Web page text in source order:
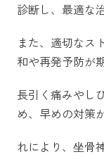
診断し、最適な
また、適切なス
和や再発予防が
長引く痛みやし
め、早めの対策
れにより、坐骨